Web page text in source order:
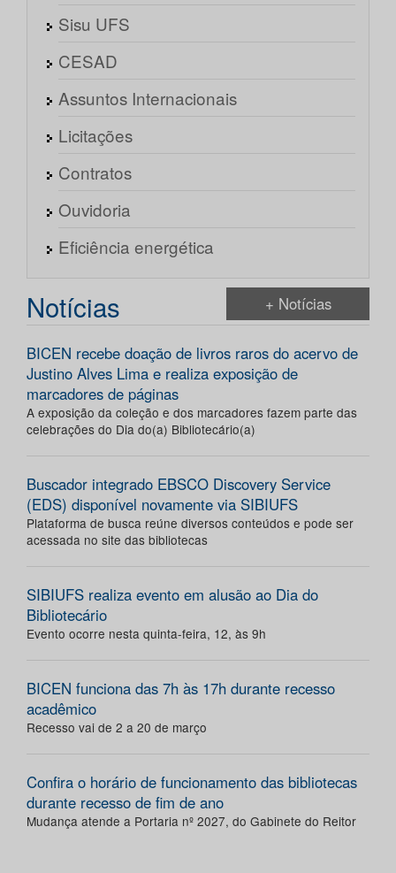
Sisu UFS
CESAD
Assuntos Internacionais
Licitações
Contratos
Ouvidoria
Eficiência energética
Notícias + Notícias
BICEN recebe doação de livros raros do acervo de
Justino Alves Lima e realiza exposição de
marcadores de páginas
A exposição da coleção e dos marcadores fazem parte das
celebrações do Dia do(a) Bibliotecário(a)
Buscador integrado EBSCO Discovery Service
(EDS) disponível novamente via SIBIUFS
Plataforma de busca reúne diversos conteúdos e pode ser
acessada no site das bibliotecas
SIBIUFS realiza evento em alusão ao Dia do
Bibliotecário
Evento ocorre nesta quinta-feira, 12, às 9h
BICEN funciona das 7h às 17h durante recesso
acadêmico
Recesso vai de 2 a 20 de março
Confira o horário de funcionamento das bibliotecas
durante recesso de fim de ano
Mudança atende a Portaria nº 2027, do Gabinete do Reitor